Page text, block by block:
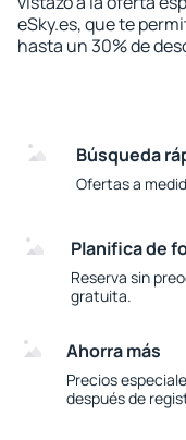
eSky.es, que te
hasta un 30% de
Búsqueda
Ofertas a
Planifica de
Reserva sin
gratuita.
Ahorra más
Precios
después de